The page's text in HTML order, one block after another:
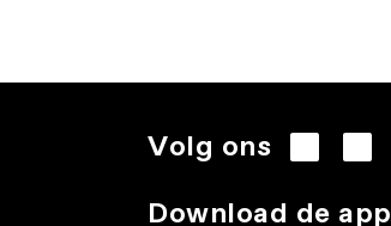
Volg ons
Download de app